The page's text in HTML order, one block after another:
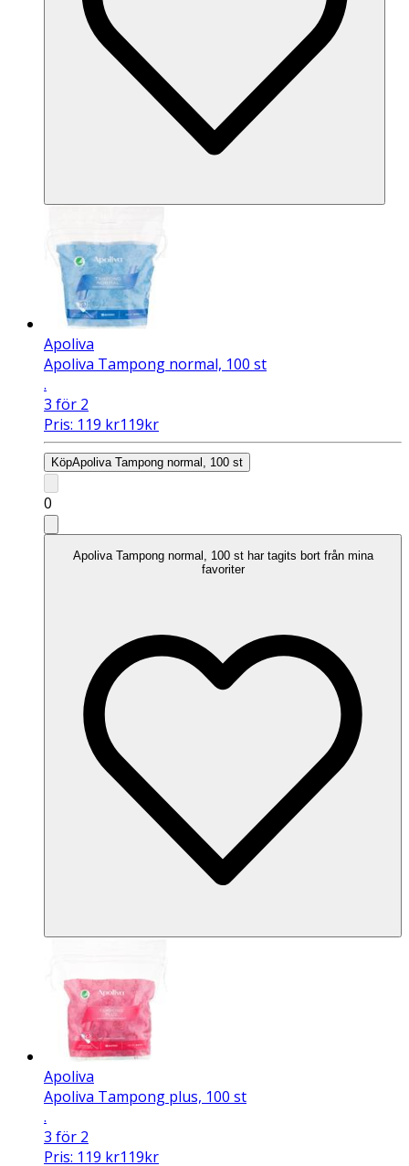
Apoliva
Apoliva Tampong normal, 100 st
.
3 för 2
Pris: 119 kr119kr
KöpApoliva Tampong normal, 100 st
0
Apoliva Tampong normal, 100 st har tagits bort från mina
favoriter
Apoliva
Apoliva Tampong plus, 100 st
.
3 för 2
Pris: 119 kr119kr